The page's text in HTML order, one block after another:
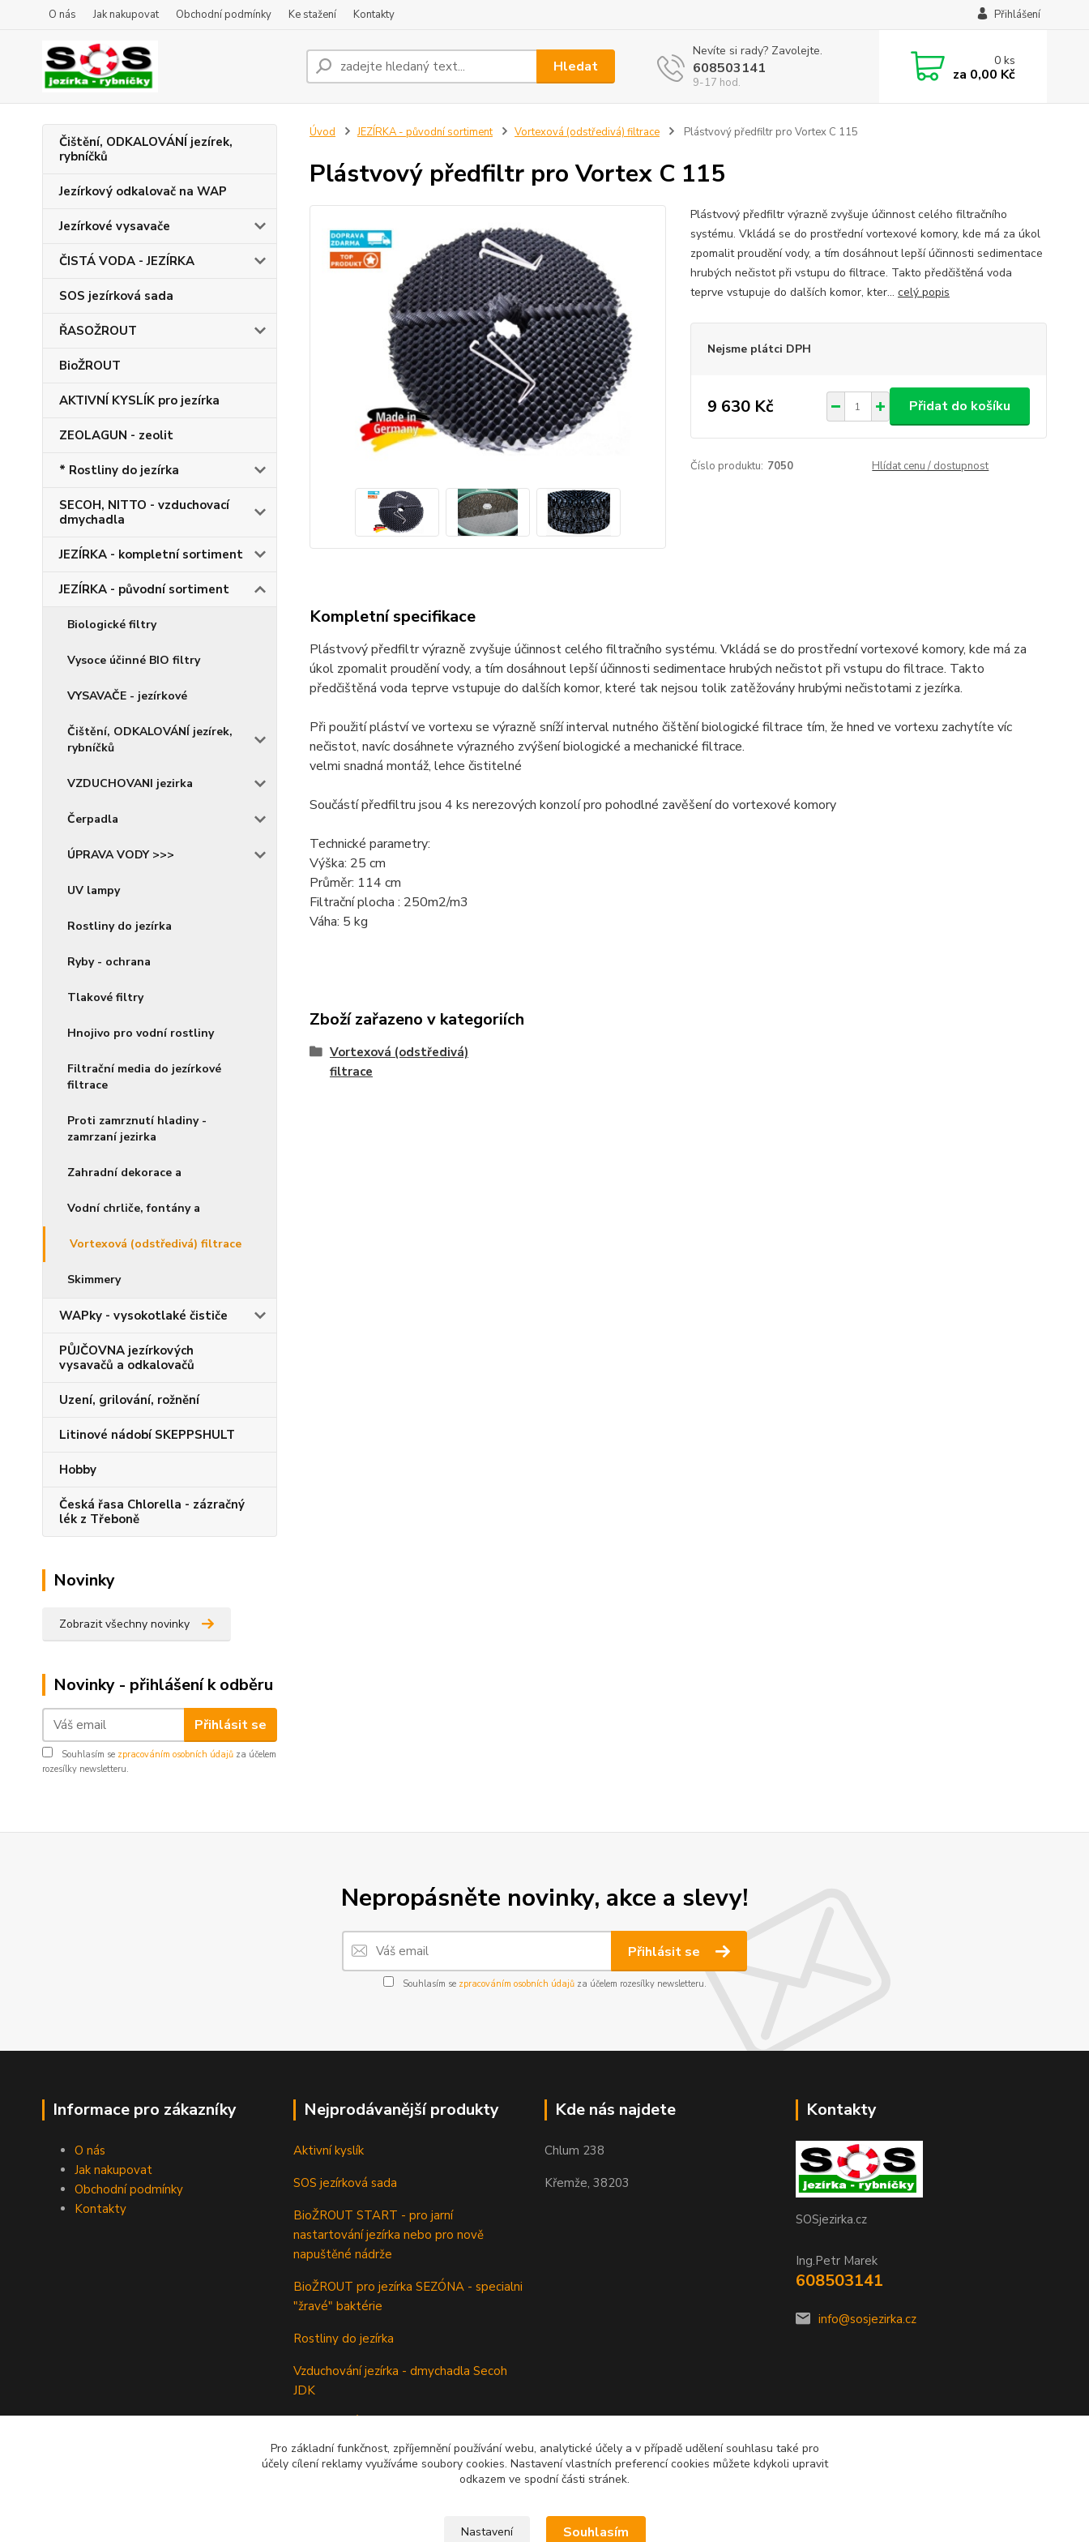
O nás Jak nakupovat Obchodní podmínky Ke stažení Kontakty Přihlášení
Hledat
Nevíte si rady? Zavolejte.
608503141
9-17 hod.
0ks
za 0,00 Kč
Čištění, ODKALOVÁNÍ jezírek,
rybníčků
Jezírkový odkalovač na WAP
Jezírkové vysavače
ČISTÁ VODA - JEZÍRKA
SOS jezírková sada
ŘASOŽROUT
BioŽROUT
AKTIVNÍ KYSLÍK pro jezírka
ZEOLAGUN - zeolit
* Rostliny do jezírka
SECOH, NITTO - vzduchovací
dmychadla
JEZÍRKA - kompletní sortiment
JEZÍRKA - původní sortiment
Biologické filtry
Vysoce účinné BIO filtry
VYSAVAČE - jezírkové
Čištění, ODKALOVÁNÍ jezírek,
rybníčků
VZDUCHOVANI jezirka
Čerpadla
ÚPRAVA VODY >>>
UV lampy
Rostliny do jezírka
Ryby - ochrana
Tlakové filtry
Hnojivo pro vodní rostliny
Filtrační media do jezírkové
filtrace
Proti zamrznutí hladiny -
zamrzaní jezirka
Zahradní dekorace a
Vodní chrliče, fontány a
Vortexová (odstředivá) filtrace
Skimmery
WAPky - vysokotlaké čističe
PŮJČOVNA jezírkových
vysavačů a odkalovačů
Uzení, grilování, rožnění
Litinové nádobí SKEPPSHULT
Hobby
Česká řasa Chlorella - zázračný
lék z Třeboně
Novinky
Zobrazit všechny novinky
Novinky - přihlášení k odběru
Přihlásit se
Souhlasím se zpracováním osobních údajů za účelem
rozesílky newsletteru.
Úvod JEZÍRKA - původní sortiment Vortexová (odstředivá) filtrace Plástvový předfiltr pro Vortex C 115
Plástvový předfiltr pro Vortex C 115
Plástvový předfiltr výrazně zvyšuje účinnost celého filtračního
systému. Vkládá se do prostřední vortexové komory, kde má za úkol
zpomalit proudění vody, a tím dosáhnout lepší účinnosti sedimentace
hrubých nečistot při vstupu do filtrace. Takto předčištěná voda
teprve vstupuje do dalších komor, kter... celý popis
Nejsme plátci DPH
9 630 Kč Přidat do košíku
Číslo produktu: 7050 Hlídat cenu / dostupnost
Kompletní specifikace
Plástvový předfiltr výrazně zvyšuje účinnost celého filtračního systému. Vkládá se do prostřední vortexové komory, kde má za
úkol zpomalit proudění vody, a tím dosáhnout lepší účinnosti sedimentace hrubých nečistot při vstupu do filtrace. Takto
předčištěná voda teprve vstupuje do dalších komor, které tak nejsou tolik zatěžovány hrubými nečistotami z jezírka.
Při použití pláství ve vortexu se výrazně sníží interval nutného čištění biologické filtrace tím, že hned ve vortexu zachytíte víc
nečistot, navíc dosáhnete výrazného zvýšení biologické a mechanické filtrace.
velmi snadná montáž, lehce čistitelné
Součástí předfiltru jsou 4 ks nerezových konzolí pro pohodlné zavěšení do vortexové komory
Technické parametry:
Výška: 25 cm
Průměr: 114 cm
Filtrační plocha : 250m2/m3
Váha: 5 kg
Zboží zařazeno v kategoriích
Vortexová (odstředivá)
filtrace
Nepropásněte novinky, akce a slevy!
Přihlásit se
Souhlasím se zpracováním osobních údajůza účelem rozesílky newsletteru.
Informace pro zákazníky
O nás
Jak nakupovat
Obchodní podmínky
Kontakty
Nejprodávanější produkty
Aktivní kyslík
SOS jezírková sada
BioŽROUT START - pro jarní
nastartování jezírka nebo pro nově
napuštěné nádrže
BioŽROUT pro jezírka SEZÓNA - specialni
"žravé" baktérie
Rostliny do jezírka
Vzduchování jezírka - dmychadla Secoh
JDK
Odkalovač a odsávač jezírkového kalu
Kde nás najdete
Chlum 238
Křemže, 38203
Kontakty
SOSjezirka.cz
Ing.Petr Marek
608503141
info@sosjezirka.cz
Pro základní funkčnost, zpříjemnění používání webu, analytické účely a v případě udělení souhlasu také pro
účely cílení reklamy využíváme soubory cookies. Nastavení vlastních preferencí cookies můžete kdykoli upravit
odkazem ve spodní části stránek.
Nastavení Souhlasím